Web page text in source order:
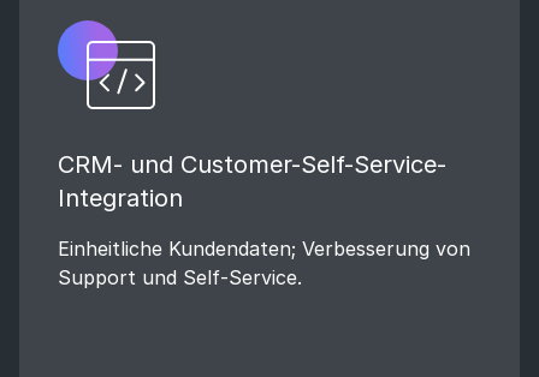
CRM- und Customer-Self-Service-
Integration
Einheitliche Kundendaten; Verbesserung von
Support und Self-Service.